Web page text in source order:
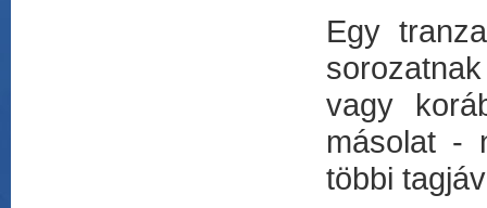
Egy
vagy
másolat -
többi